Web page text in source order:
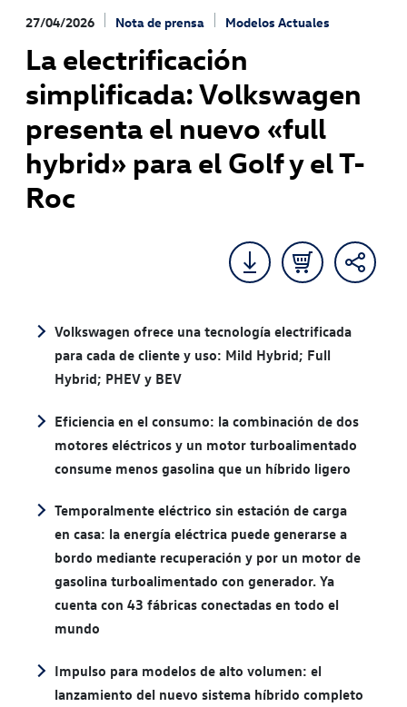
27/04/2026 Nota de prensa Modelos Actuales
La electrificación
simplificada: Volkswagen
presenta el nuevo «full
hybrid» para el Golf y el T-
Roc
Volkswagen ofrece una tecnología electrificada
para cada de cliente y uso: Mild Hybrid; Full
Hybrid; PHEV y BEV
Eficiencia en el consumo: la combinación de dos
motores eléctricos y un motor turboalimentado
consume menos gasolina que un híbrido ligero
Temporalmente eléctrico sin estación de carga
en casa: la energía eléctrica puede generarse a
bordo mediante recuperación y por un motor de
gasolina turboalimentado con generador. Ya
cuenta con 43 fábricas conectadas en todo el
mundo
Impulso para modelos de alto volumen: el
lanzamiento del nuevo sistema híbrido completo